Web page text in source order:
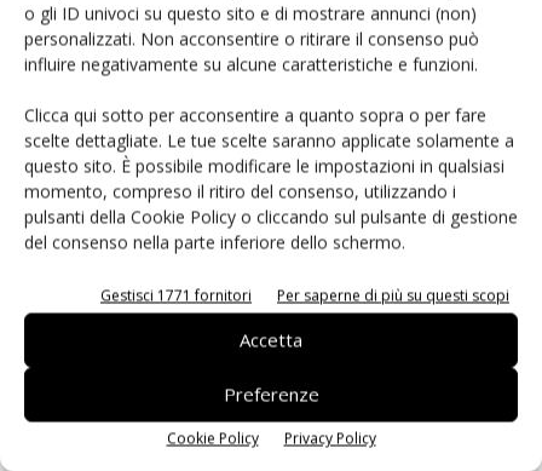
o gli ID univoci su questo sito e di mostrare annunci (non)
personalizzati. Non acconsentire o ritirare il consenso può
influire negativamente su alcune caratteristiche e funzioni.
Clicca qui sotto per acconsentire a quanto sopra o per fare
scelte dettagliate. Le tue scelte saranno applicate solamente a
questo sito. È possibile modificare le impostazioni in qualsiasi
momento, compreso il ritiro del consenso, utilizzando i
pulsanti della Cookie Policy o cliccando sul pulsante di gestione
del consenso nella parte inferiore dello schermo.
Gestisci 1771 fornitori Per saperne di più su questi scopi
Accetta
Preferenze
Cookie Policy Privacy Policy
Salva il mio nome, email e sito web in questo browser per i
prossimi commenti.